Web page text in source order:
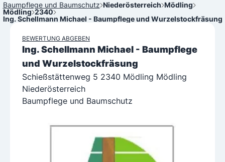
Baumpflege und Baumschutz Niederösterreich Mödling
Mödling 2340
Ing. Schellmann Michael - Baumpflege und Wurzelstockfräsung
BEWERTUNG ABGEBEN
Ing. Schellmann Michael - Baumpflege
und Wurzelstockfräsung
Schießstättenweg 5 2340 Mödling Mödling
Niederösterreich
Baumpflege und Baumschutz